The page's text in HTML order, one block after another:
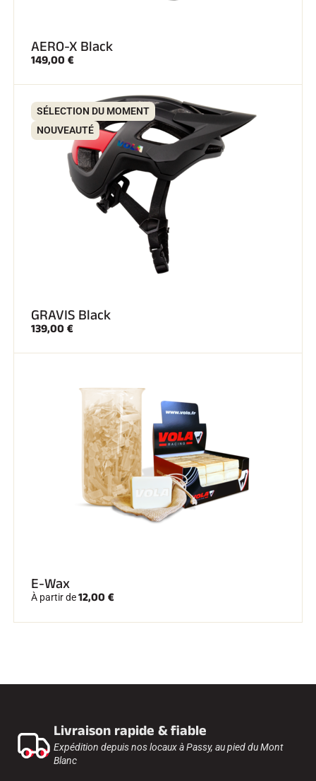
AERO-X Black
149,00 €
SÉLECTION DU MOMENT
NOUVEAUTÉ
GRAVIS Black
139,00 €
E-Wax
À partir de12,00 €
Livraison rapide & fiable
Expédition depuis nos locaux à Passy, au pied du Mont
Blanc